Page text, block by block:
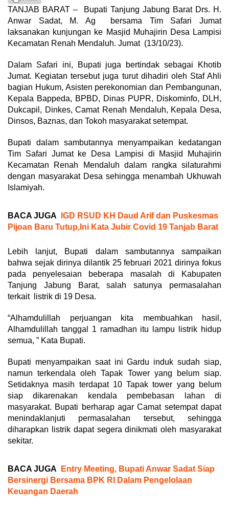
TANJAB BARAT – Bupati Tanjung Jabung Barat Drs. H.
Anwar Sadat, M. Ag bersama Tim Safari Jumat
laksanakan kunjungan ke Masjid Muhajirin Desa Lampisi
Kecamatan Renah Mendaluh. Jumat (13/10/23).
Dalam Safari ini, Bupati juga bertindak sebagai Khotib
Jumat. Kegiatan tersebut juga turut dihadiri oleh Staf Ahli
bagian Hukum, Asisten perekonomian dan Pembangunan,
Kepala Bappeda, BPBD, Dinas PUPR, Diskominfo, DLH,
Dukcapil, Dinkes, Camat Renah Mendaluh, Kepala Desa,
Dinsos, Baznas, dan Tokoh masyarakat setempat.
Bupati dalam sambutannya menyampaikan kedatangan
Tim Safari Jumat ke Desa Lampisi di Masjid Muhajirin
Kecamatan Renah Mendaluh dalam rangka silaturahmi
dengan masyarakat Desa sehingga menambah Ukhuwah
Islamiyah.
BACA JUGA
IGD RSUD KH Daud Arif dan Puskesmas
Pijoan Baru Tutup,Ini Kata Jubir Covid 19 Tanjab Barat
Lebih lanjut, Bupati dalam sambutannya sampaikan
bahwa sejak dirinya dilantik 25 februari 2021 dirinya fokus
pada penyelesaian beberapa masalah di Kabupaten
Tanjung Jabung Barat, salah satunya permasalahan
terkait listrik di 19 Desa.
“Alhamdulillah perjuangan kita membuahkan hasil,
Alhamdulillah tanggal 1 ramadhan itu lampu listrik hidup
semua, ” Kata Bupati.
Bupati menyampaikan saat ini Gardu induk sudah siap,
namun terkendala oleh Tapak Tower yang belum siap.
Setidaknya masih terdapat 10 Tapak tower yang belum
siap dikarenakan kendala pembebasan lahan di
masyarakat. Bupati berharap agar Camat setempat dapat
menindaklanjuti permasalahan tersebut, sehingga
diharapkan listrik dapat segera dinikmati oleh masyarakat
sekitar.
BACA JUGA
Entry Meeting, Bupati Anwar Sadat Siap
Bersinergi Bersama BPK RI Dalam Pengelolaan
Keuangan Daerah